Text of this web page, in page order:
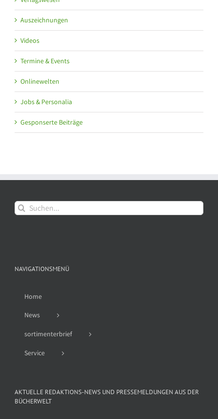
Auszeichnungen
Videos
Termine & Events
Onlinewelten
Jobs & Personalia
Gesponserte Beiträge
Suche
nach:
NAVIGATIONSMENÜ
Home
News
sortimenterbrief
Service
AKTUELLE REDAKTIONS-NEWS UND PRESSEMELDUNGEN AUS DER
BÜCHERWELT